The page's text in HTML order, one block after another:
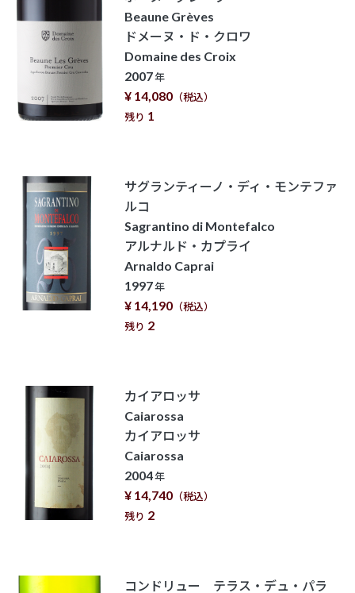
Beaune Grèves
ドメーヌ・ド・クロワ
Domaine des Croix
2007年
¥ 14,080 （税込）
残り 1
サグランティーノ・ディ・モンテファ
ルコ
Sagrantino di Montefalco
アルナルド・カプライ
Arnaldo Caprai
1997年
¥ 14,190 （税込）
残り 2
カイアロッサ
Caiarossa
カイアロッサ
Caiarossa
2004年
¥ 14,740 （税込）
残り 2
コンドリュー テラス・デュ・パラ